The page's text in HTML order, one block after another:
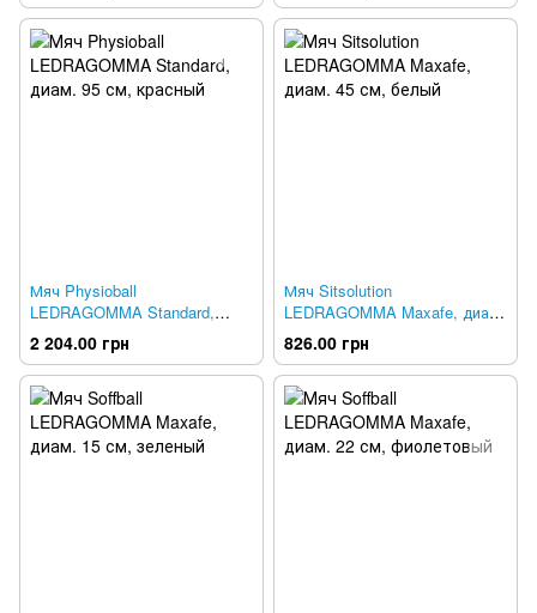
Мяч Physioball
LEDRAGOMMA Standard,
диам. 95 см, красный
2 204.00 грн
Мяч Sitsolution
LEDRAGOMMA Maxafe, диам.
45 см, белый
826.00 грн